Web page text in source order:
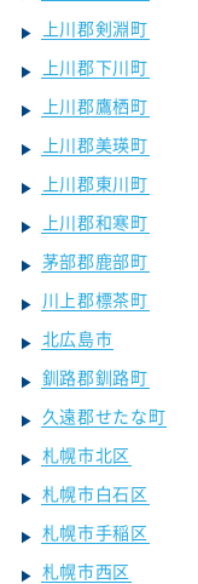
上川郡剣淵町
上川郡下川町
上川郡鷹栖町
上川郡美瑛町
上川郡東川町
上川郡和寒町
茅部郡鹿部町
川上郡標茶町
北広島市
釧路郡釧路町
久遠郡せたな町
札幌市北区
札幌市白石区
札幌市手稲区
札幌市西区